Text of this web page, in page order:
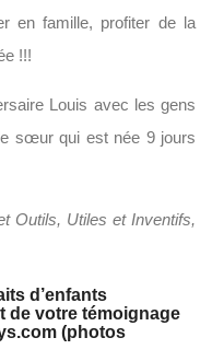
en famille, profiter de la
!!!
Louis avec les gens
sœur qui est née 9 jours
Outils, Utiles et Inventifs,
d’enfants
de votre témoignage
(photos